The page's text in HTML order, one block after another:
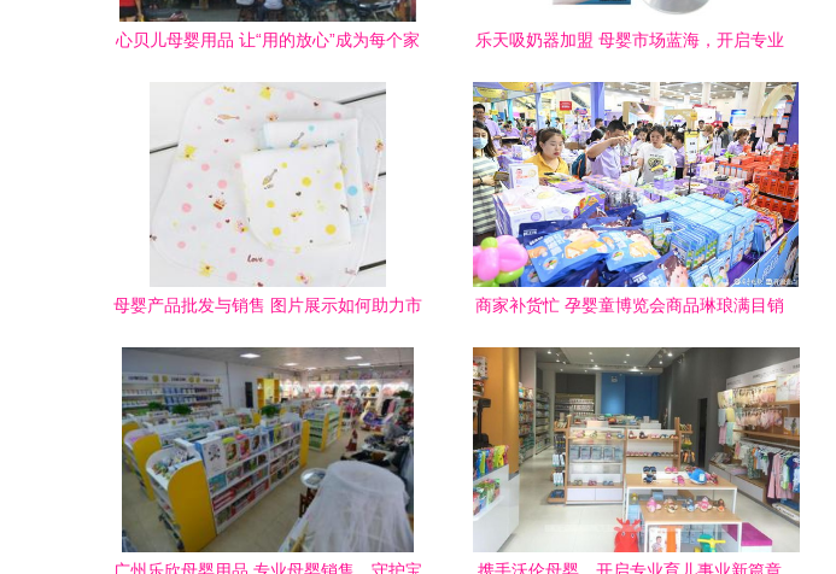
心贝儿母婴用品 让“用的放心”成为每个家
乐天吸奶器加盟 母婴市场蓝海，开启专业
母婴产品批发与销售 图片展示如何助力市
商家补货忙 孕婴童博览会商品琳琅满目销